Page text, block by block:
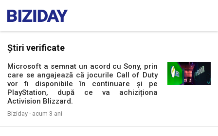
Știri verificate
Microsoft a semnat un acord cu Sony, prin
care se angajează că jocurile Call of Duty
vor fi disponibile în continuare și pe
PlayStation, după ce va achiziționa
Activision Blizzard.
Biziday · acum 3 ani